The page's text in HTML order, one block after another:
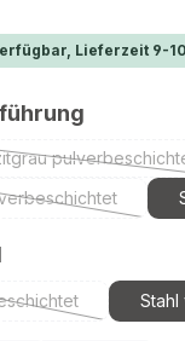
Lieferzeit 9-
(Diese Option
(Diese Option ist
(Diese Option ist zurzeit